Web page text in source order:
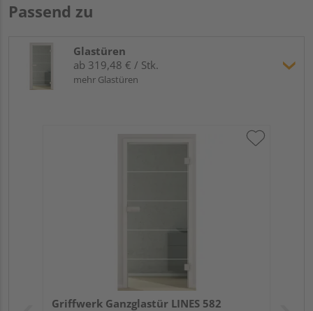
Passend zu
Glastüren
ab 319,48 € / Stk.
mehr Glastüren
Griffwerk Ganzglastür LINES 582